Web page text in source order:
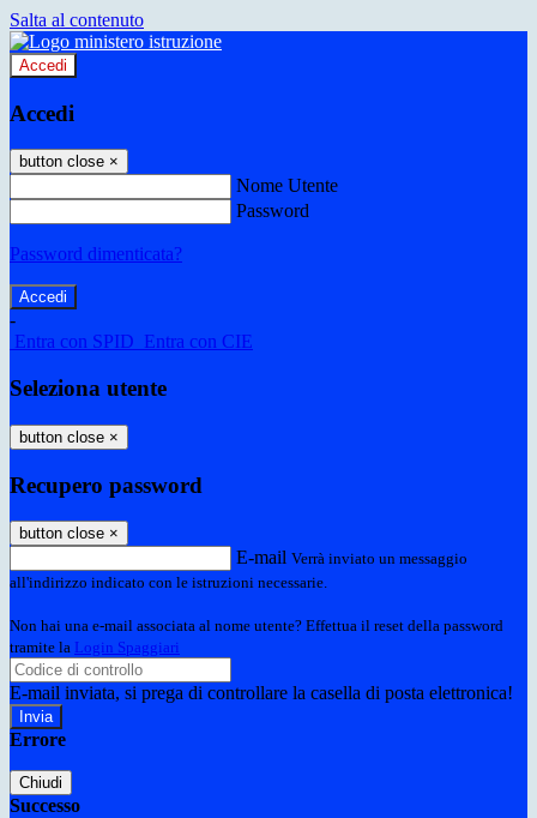
Salta al contenuto
Accedi
Accedi
button close ×
Nome Utente
Password
Password dimenticata?
-
Entra con SPID Entra con CIE
Seleziona utente
button close ×
Recupero password
button close ×
E-mail Verrà inviato un messaggio
all'indirizzo indicato con le istruzioni necessarie.
Non hai una e-mail associata al nome utente? Effettua il reset della password
tramite la Login Spaggiari
E-mail inviata, si prega di controllare la casella di posta elettronica!
Errore
Chiudi
Successo